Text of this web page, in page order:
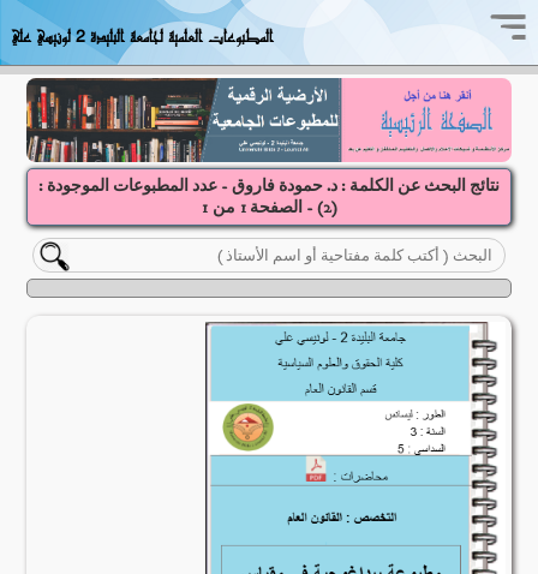
المطبوعات العلمية لجامعة البليدة 2 لونيسي علي
نتائج البحث عن الكلمة : د. حمودة فاروق - عدد المطبوعات الموجودة :
(
2) - الصفحة1 من1